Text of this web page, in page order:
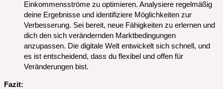
Einkommensströme zu optimieren. Analysiere regelmäßig
deine Ergebnisse und identifiziere Möglichkeiten zur
Verbesserung. Sei bereit, neue Fähigkeiten zu erlernen und
dich den sich verändernden Marktbedingungen
anzupassen. Die digitale Welt entwickelt sich schnell, und
es ist entscheidend, dass du flexibel und offen für
Veränderungen bist.
Fazit: